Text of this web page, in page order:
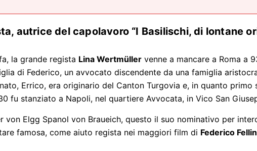
autrice del capolavoro “I Basilischi, di lontane
la grande regista Lina Wertmüller venne a mancare a Roma a
di Federico, un avvocato discendente da una famiglia
Errico, era originario del Canton Turgovia e, in quanto primo
fu stanziato a Napoli, nel quartiere Avvocata, in Vico San
von Elgg Spanol von Braueich, questo il suo nominativo per
famosa, come aiuto regista nei maggiori film di Federico